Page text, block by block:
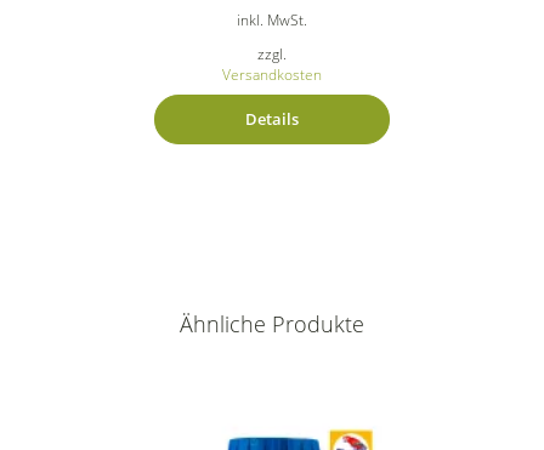
inkl. MwSt.
zzgl.
Versandkosten
Details
Ähnliche Produkte